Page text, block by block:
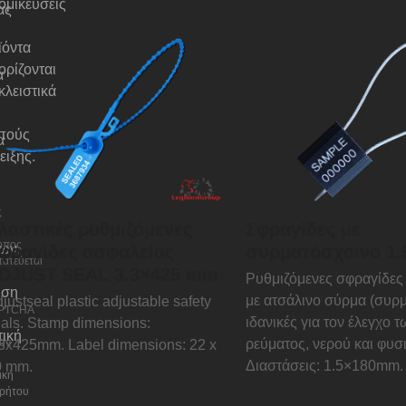
ασφαλείας
SEAL 3.3×425 mm
plastic adjustable safety
Stamp dimensions:
Label dimensions: 22 x
mm.
Ρυθμιζόμενες
με ατσάλινο σύρμα
ιδανικές για τον έλεγχο
ρεύματος, νερού και
Διαστάσεις: 1.5×180mm.